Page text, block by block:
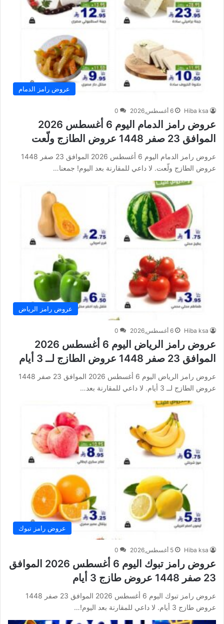
عروض رامز الدمام
Hiba ksa 6 أغسطس,2026 0
عروض رامز الدمام اليوم 6 أغسطس 2026
الموافق 23 صفر 1448 عروض الطازج ولّعت
عروض رامز الدمام اليوم 6 أغسطس 2026 الموافق 23 صفر 1448
عروض الطازج ولّعت. لا داعي للمقارنة بعد اليوم! جمعنا…
عروض رامز الرياض
Hiba ksa 6 أغسطس,2026 0
عروض رامز الرياض اليوم 6 أغسطس 2026
الموافق 23 صفر 1448 عروض الطازج لــ 3 أيام
عروض رامز الرياض اليوم 6 أغسطس 2026 الموافق 23 صفر 1448
عروض الطازج لــ 3 أيام. لا داعي للمقارنة بعد…
عروض رامز تبوك
Hiba ksa 5 أغسطس,2026 0
عروض رامز تبوك اليوم 6 أغسطس 2026 الموافق
23 صفر 1448 عروض طازج 3 أيام
عروض رامز تبوك اليوم 6 أغسطس 2026 الموافق 23 صفر 1448
عروض طازج 3 أيام. لا داعي للمقارنة بعد اليوم!…